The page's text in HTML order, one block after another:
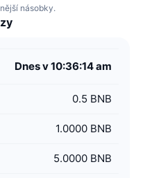
násobky.
Dnes v 10:36:14 am
0.5 BNB
1.0000 BNB
5.0000 BNB